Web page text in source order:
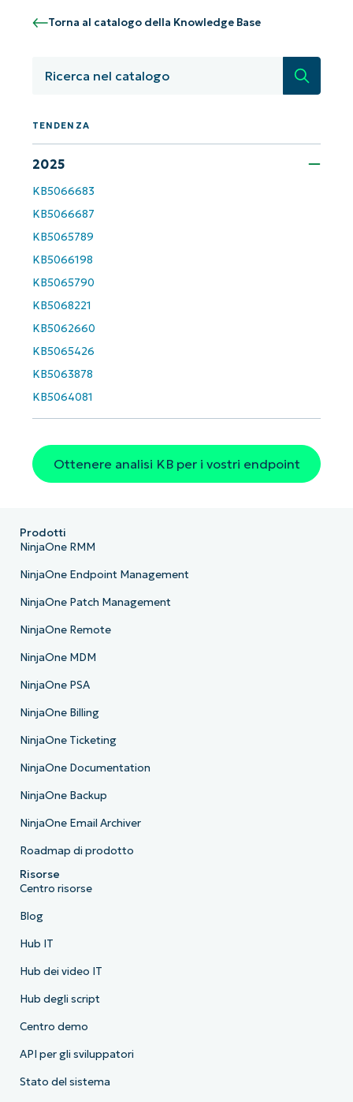
Torna al catalogo della Knowledge Base
Ricerca
TENDENZA
2025
KB5066683
KB5066687
KB5065789
KB5066198
KB5065790
KB5068221
KB5062660
KB5065426
KB5063878
KB5064081
Ottenere analisi KB per i vostri endpoint
Iniziate con le analisi KB guidate
Non è richiesta alcuna carta di credito e si ha
accesso completo a tutte le funzionalità.
and
last
Business
number*
Paese
Company
name*
Prodotti
NinjaOne RMM
NinjaOne Endpoint Management
NinjaOne Patch Management
NinjaOne Remote
NinjaOne MDM
NinjaOne PSA
NinjaOne Billing
NinjaOne Ticketing
NinjaOne Documentation
NinjaOne Backup
NinjaOne Email Archiver
Roadmap di prodotto
Risorse
Centro risorse
Blog
Hub IT
Hub dei video IT
Hub degli script
Centro demo
API per gli sviluppatori
Stato del sistema